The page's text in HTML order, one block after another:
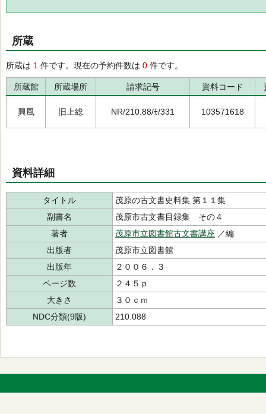
所蔵
所蔵は 1 件です。現在の予約件数は 0 件です。
所蔵館 所蔵場所 請求記号 資料コード
興風 旧上総 NR/210.88/ﾓ/331 103571618
資料詳細
タイトル
茂原の古文書史料集 第１１集
副書名
茂原市古文書目録集 その４
著者
茂原市立図書館古文書講座 ／編
出版者
茂原市立図書館
出版年
２００６．３
ページ数
２４５ｐ
大きさ
３０ｃｍ
NDC分類(9版)
210.088